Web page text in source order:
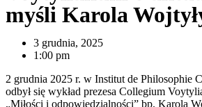
myśli Karola
3 grudnia, 2025
1:00 pm
2 grudnia 2025 r. w Institut de Philosophie
odbył się wykład prezesa Collegium
„Miłości i odpowiedzialności” bp. Karola